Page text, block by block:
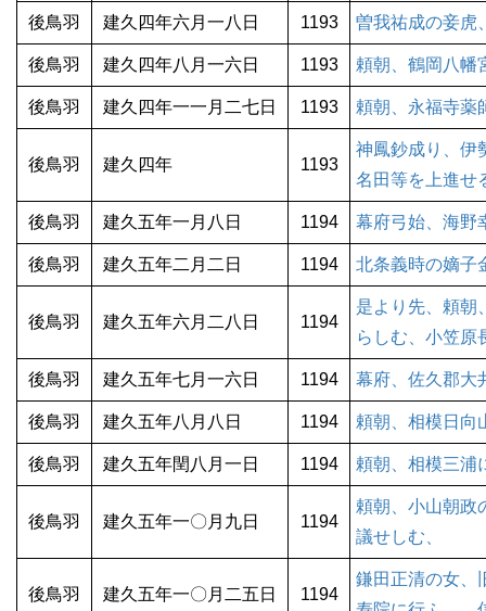
後鳥羽 建久四年六月一八日 1193 曽我祐成の妾虎
後鳥羽 建久四年八月一六日 1193 頼朝、鶴岡八幡
後鳥羽 建久四年一一月二七日 1193 頼朝、永福寺薬
後鳥羽 建久四年 1193
神鳳鈔成り、伊
名田等を上進せ
後鳥羽 建久五年一月八日 1194 幕府弓始、海野
後鳥羽 建久五年二月二日 1194 北条義時の嫡子
後鳥羽 建久五年六月二八日 1194
是より先、頼朝
らしむ、小笠原
後鳥羽 建久五年七月一六日 1194 幕府、佐久郡大
後鳥羽 建久五年八月八日 1194 頼朝、相模日向
後鳥羽 建久五年閏八月一日 1194 頼朝、相模三浦
後鳥羽 建久五年一〇月九日 1194
頼朝、小山朝政
議せしむ、
後鳥羽 建久五年一〇月二五日 1194
鎌田正清の女、